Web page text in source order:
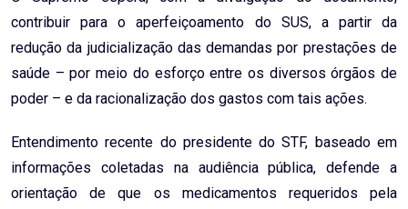
contribuir para o aperfeiçoamento do SUS, a partir da
redução da judicialização das demandas por prestações de
saúde – por meio do esforço entre os diversos órgãos de
poder – e da racionalização dos gastos com tais ações.
Entendimento recente do presidente do STF, baseado em
informações coletadas na audiência pública, defende a
orientação de que os medicamentos requeridos pela